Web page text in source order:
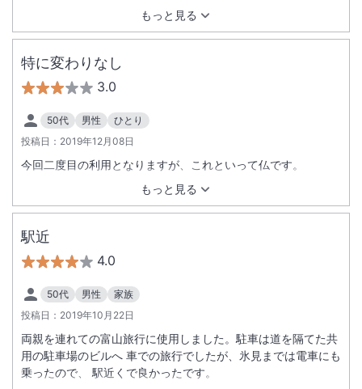
もっと見る
だきありがたかったです。
特に変わりなし
3.0
50代 男性
ひとり
投稿日： 2019年12月08日
もっと見る
今回二度目の利用となりますが、これといって仏です。
駅近
4.0
50代 男性
家族
投稿日： 2019年10月22日
両親を連れての富山旅行に使用しました。駐車は道を隔てた共
用の駐車場のビルへ 車での旅行でしたが、氷見までは電車にも
乗ったので、 駅近くで良かったです。